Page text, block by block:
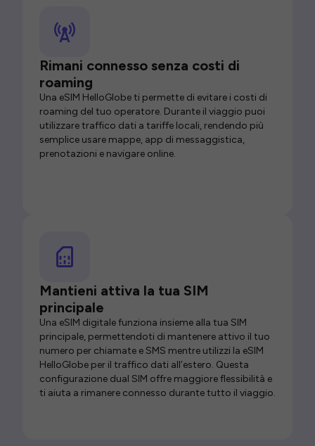
Rimani connesso senza costi di
roaming
Una eSIM HelloGlobe ti permette di evitare i costi di
roaming del tuo operatore. Durante il viaggio puoi
utilizzare traffico dati a tariffe locali, rendendo più
semplice usare mappe, app di messaggistica,
prenotazioni e navigare online.
Mantieni attiva la tua SIM
principale
Una eSIM digitale funziona insieme alla tua SIM
principale, permettendoti di mantenere attivo il tuo
numero per chiamate e SMS mentre utilizzi la eSIM
HelloGlobe per il traffico dati all’estero. Questa
configurazione dual SIM offre maggiore flessibilità e
ti aiuta a rimanere connesso durante tutto il viaggio.